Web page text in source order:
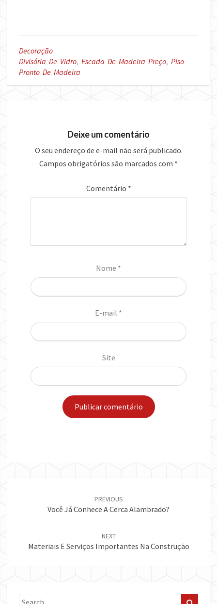
Decoração
Divisória De Vidro, Escada De Madeira Preço, Piso
Pronto De Madeira
Deixe um comentário
O seu endereço de e-mail não será publicado.
Campos obrigatórios são marcados com *
Comentário *
Nome *
E-mail *
Site
PREVIOUS
Você Já Conhece A Cerca Alambrado?
NEXT
Materiais E Serviços Importantes Na Construção
Search